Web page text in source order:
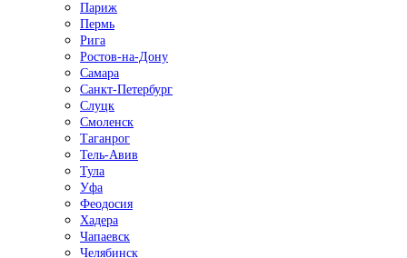
Париж
Пермь
Рига
Ростов-на-Дону
Самара
Санкт-Петербург
Слуцк
Смоленск
Таганрог
Тель-Авив
Тула
Уфа
Феодосия
Хадера
Чапаевск
Челябинск